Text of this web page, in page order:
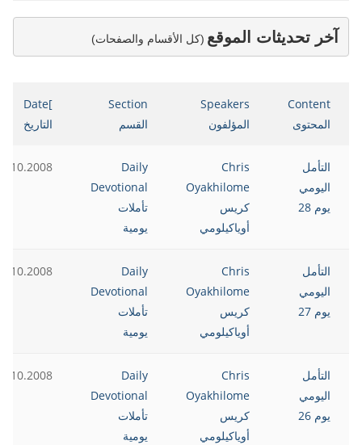
آخر تحديثات الموقع (كل الأقسام والصفحات)
Content
المحتوى
Speakers
المؤلفون
Section
القسم
]Date
التاريخ
التأمل
اليومي
يوم 28
Chris
Oyakhilome
كريس
أوياكيلومي
Daily
Devotional
تأملات
يومية
التأمل
اليومي
يوم 27
Chris
Oyakhilome
كريس
أوياكيلومي
Daily
Devotional
تأملات
يومية
التأمل
اليومي
يوم 26
Chris
Oyakhilome
كريس
أوياكيلومي
Daily
Devotional
تأملات
يومية